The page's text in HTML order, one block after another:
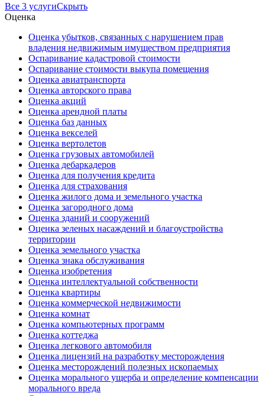
Все 3 услугиСкрыть
Оценка
Оценка убытков, связанных с нарушением прав
владения недвижимым имуществом предприятия
Оспаривание кадастровой стоимости
Оспаривание стоимости выкупа помещения
Оценка авиатранспорта
Оценка авторского права
Оценка акций
Оценка арендной платы
Оценка баз данных
Оценка векселей
Оценка вертолетов
Оценка грузовых автомобилей
Оценка дебаркадеров
Оценка для получения кредита
Оценка для страхования
Оценка жилого дома и земельного участка
Оценка загородного дома
Оценка зданий и сооружений
Оценка зеленых насаждений и благоустройства
территории
Оценка земельного участка
Оценка знака обслуживания
Оценка изобретения
Оценка интеллектуальной собственности
Оценка квартиры
Оценка коммерческой недвижимости
Оценка комнат
Оценка компьютерных программ
Оценка коттеджа
Оценка легкового автомобиля
Оценка лицензий на разработку месторождения
Оценка месторождений полезных ископаемых
Оценка морального ущерба и определение компенсации
морального вреда